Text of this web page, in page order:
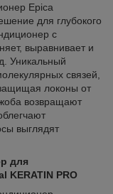
Epica
для глубокого
с
выравнивает и
Уникальный
связей,
локоны от
возвращают
выглядят
для
KERATIN PRO